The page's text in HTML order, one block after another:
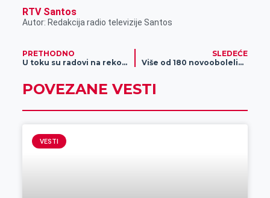
RTV Santos
Autor: Redakcija radio televizije Santos
PRETHODNO
U toku su radovi na rekonstrukciji kompletne vodovodne mreže u naselju “Ruže Šulman” – Grad i Pokrajina obezbedili 60,7 miiliona dinara
SLEDEĆE
Više od 180 novoobolelih u Srednjem Banatu
POVEZANE VESTI
VESTI